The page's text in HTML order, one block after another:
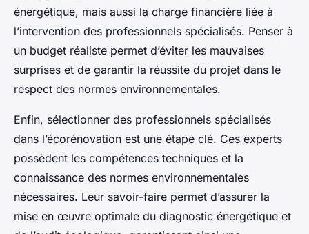
énergétique, mais aussi la charge financière liée à
l’intervention des professionnels spécialisés. Penser à
un budget réaliste permet d’éviter les mauvaises
surprises et de garantir la réussite du projet dans le
respect des normes environnementales.
Enfin, sélectionner des professionnels spécialisés
dans l’écorénovation est une étape clé. Ces experts
possèdent les compétences techniques et la
connaissance des normes environnementales
nécessaires. Leur savoir-faire permet d’assurer la
mise en œuvre optimale du diagnostic énergétique et